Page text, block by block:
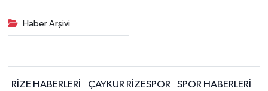
Haber Arşivi
RİZE HABERLERİ ÇAYKUR RİZESPOR
SPOR HABERLERİ